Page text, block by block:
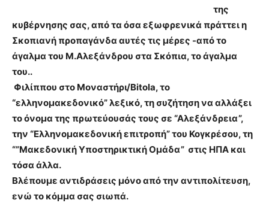
της
κυβέρνησης σας, από τα όσα εξωφρενικά πράττει η
Σκοπιανή προπαγάνδα αυτές τις μέρες -από το
άγαλμα του Μ.Αλεξάνδρου στα Σκόπια, το άγαλμα
του..
Φιλίππου στο Μοναστήρι/Bitola, το
“ελληνομακεδονικό” λεξικό, τη συζήτηση να αλλάξει
το όνομα της πρωτεύουσάς τους σε “Αλεξάνδρεια”,
την “Ελληνομακεδονική επιτροπή” του Κογκρέσου, τη
“”Μακεδονική Υποστηρικτική Ομάδα” στις ΗΠΑ και
τόσα άλλα.
Βλέπουμε αντιδράσεις μόνο από την αντιπολίτευση,
ενώ το κόμμα σας σιωπά.